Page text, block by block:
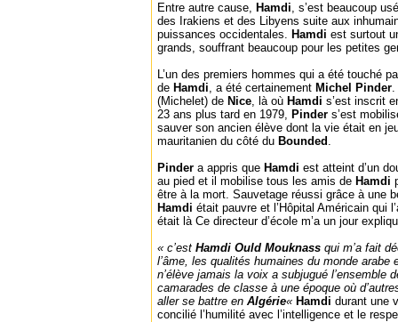
Entre autre cause, Hamdi, s’est beaucoup
des Irakiens et des Libyens suite aux
puissances occidentales. Hamdi est surtout
grands, souffrant beaucoup pour les petites
L’un des premiers hommes qui a été touché
de Hamdi, a été certainement Michel Pinder.
(Michelet) de Nice, là où Hamdi s’est inscrit
23 ans plus tard en 1979, Pinder s’est
sauver son ancien élève dont la vie était en
mauritanien du côté du Bounded .
Pinder a appris que Hamdi est atteint d’un
au pied et il mobilise tous les amis de Hamdi
être à la mort. Sauvetage réussi grâce à une
Hamdi était pauvre et l’Hôpital Américain qui
était là Ce directeur d’école m’a un jour
« c’est Hamdi Ould Mouknass qui m’a fait
l’âme, les qualités humaines du monde arabe
n’élève jamais la voix a subjugué l’ensemble
camarades de classe à une époque où
aller se battre en Algérie« Hamdi durant une
concilié l’humilité avec l’intelligence et le